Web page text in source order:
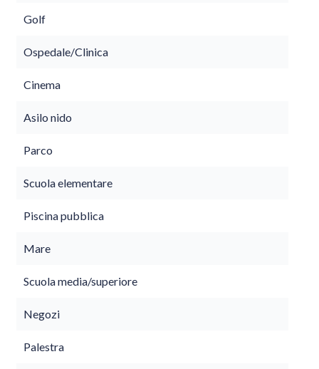
Golf
Ospedale/Clinica
Cinema
Asilo nido
Parco
Scuola elementare
Piscina pubblica
Mare
Scuola media/superiore
Negozi
Palestra